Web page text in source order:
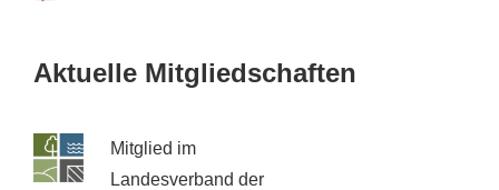
Aktuelle Mitgliedschaften
Mitglied im
Landesverband der